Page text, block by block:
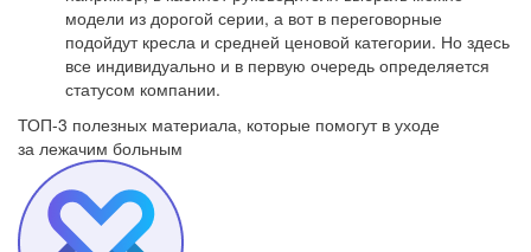
модели из дорогой серии, а вот в переговорные
подойдут кресла и средней ценовой категории. Но здесь
все индивидуально и в первую очередь определяется
статусом компании.
ТОП-3 полезных материала, которые помогут в уходе
за лежачим больным